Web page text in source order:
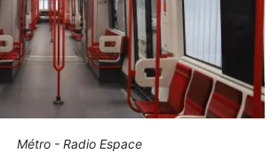
Métro - Radio Espace